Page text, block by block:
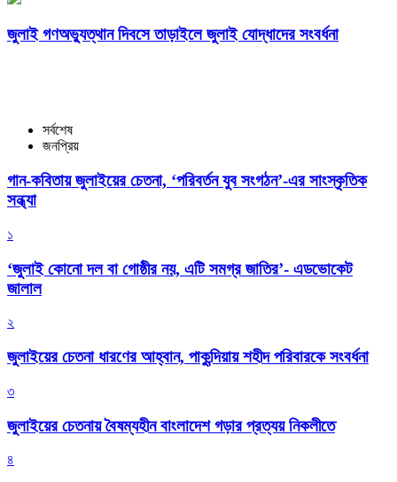
জুলাই গণঅভ্যুত্থান দিবসে তাড়াইলে জুলাই যোদ্ধাদের সংবর্ধনা
সর্বশেষ
জনপ্রিয়
গান-কবিতায় জুলাইয়ের চেতনা, ‘পরিবর্তন যুব সংগঠন’-এর সাংস্কৃতিক
সন্ধ্যা
১
‘জুলাই কোনো দল বা গোষ্ঠীর নয়, এটি সমগ্র জাতির’- এডভোকেট
জালাল
২
জুলাইয়ের চেতনা ধারণের আহ্বান, পাকুন্দিয়ায় শহীদ পরিবারকে সংবর্ধনা
৩
জুলাইয়ের চেতনায় বৈষম্যহীন বাংলাদেশ গড়ার প্রত্যয় নিকলীতে
৪